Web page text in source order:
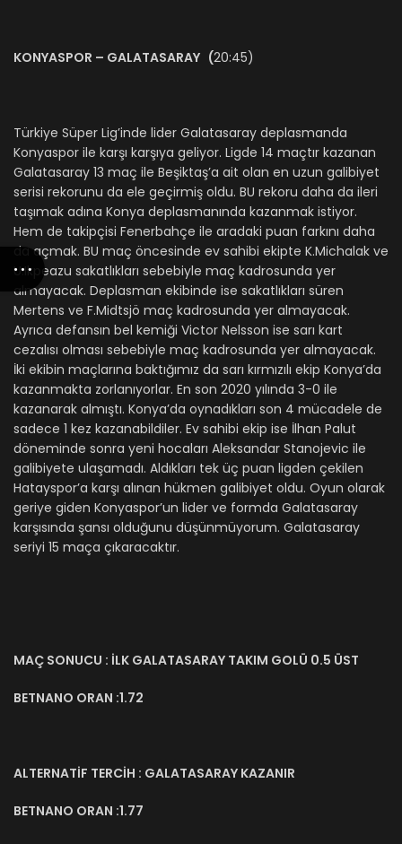
KONYASPOR – GALATASARAY (20:45)
Türkiye Süper Lig’inde lider Galatasaray deplasmanda
Konyaspor ile karşı karşıya geliyor. Ligde 14 maçtır kazanan
Galatasaray 13 maç ile Beşiktaş’a ait olan en uzun galibiyet
serisi rekorunu da ele geçirmiş oldu. BU rekoru daha da ileri
taşımak adına Konya deplasmanında kazanmak istiyor.
Hem de takipçisi Fenerbahçe ile aradaki puan farkını daha
da açmak. BU maç öncesinde ev sahibi ekipte K.Michalak ve
U.Ikpeazu sakatlıkları sebebiyle maç kadrosunda yer
almayacak. Deplasman ekibinde ise sakatlıkları süren
Mertens ve F.Midtsjö maç kadrosunda yer almayacak.
Ayrıca defansın bel kemiği Victor Nelsson ise sarı kart
cezalısı olması sebebiyle maç kadrosunda yer almayacak.
İki ekibin maçlarına baktığımız da sarı kırmızılı ekip Konya’da
kazanmakta zorlanıyorlar. En son 2020 yılında 3-0 ile
kazanarak almıştı. Konya’da oynadıkları son 4 mücadele de
sadece 1 kez kazanabildiler. Ev sahibi ekip ise İlhan Palut
döneminde sonra yeni hocaları Aleksandar Stanojevic ile
galibiyete ulaşamadı. Aldıkları tek üç puan ligden çekilen
Hatayspor’a karşı alınan hükmen galibiyet oldu. Oyun olarak
geriye giden Konyaspor’un lider ve formda Galatasaray
karşısında şansı olduğunu düşünmüyorum. Galatasaray
seriyi 15 maça çıkaracaktır.
MAÇ SONUCU : İLK GALATASARAY TAKIM GOLÜ 0.5 ÜST
BETNANO ORAN :1.72
ALTERNATİF TERCİH : GALATASARAY KAZANIR
BETNANO ORAN :1.77